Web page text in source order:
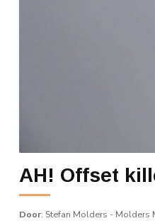
AH! Offset
Door: Stefan Molders - Molders